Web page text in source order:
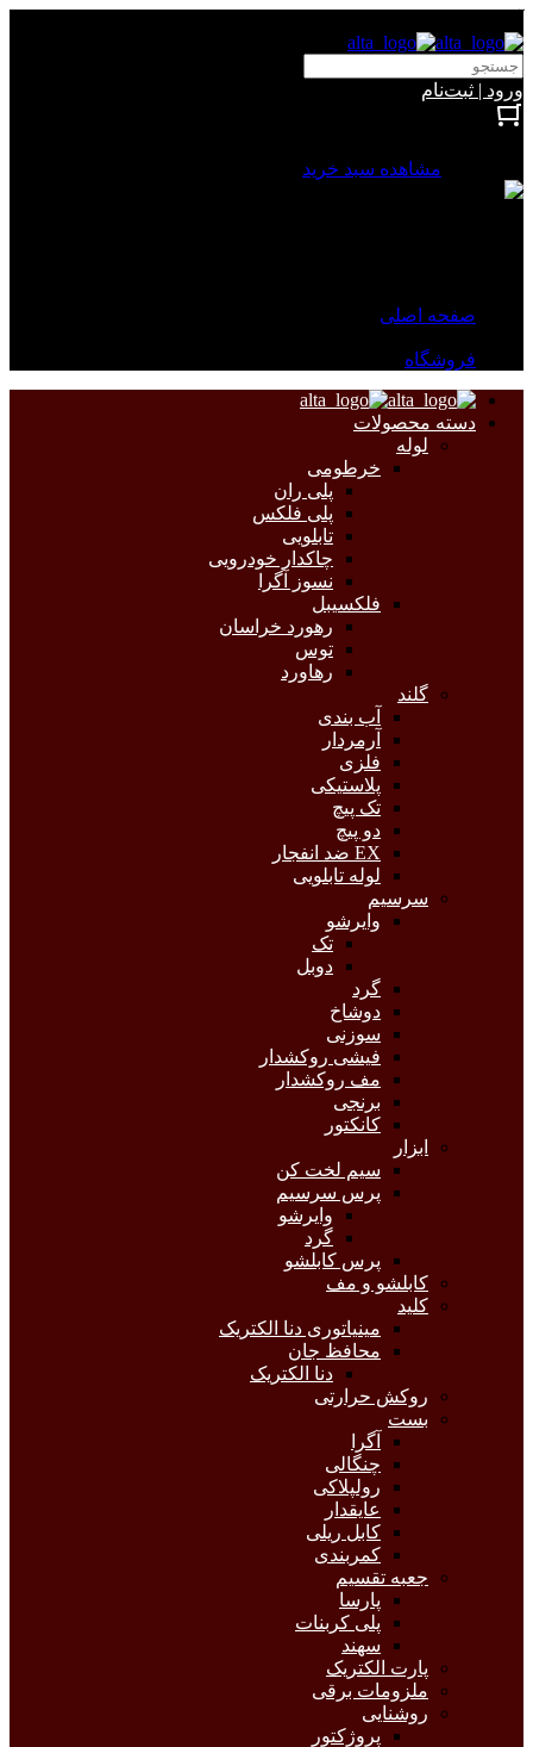
ورود | ثبت‌نام
مشاهده سبد خرید
صفحه اصلی
فروشگاه
دسته محصولات
لوله
خرطومی
پلی ران
پلی فلکس
تابلویی
چاکدار خودرویی
نسوز آگرا
فلکسیبل
رهورد خراسان
توس
رهاورد
گلند
آب بندی
آرمردار
فلزی
پلاستیکی
تک پیچ
دو پیچ
EX ضد انفجار
لوله تابلویی
سرسیم
وایرشو
تک
دوبل
گرد
دوشاخ
سوزنی
فیشی روکشدار
مف روکشدار
برنجی
کانکتور
ابزار
سیم لخت کن
پرس سرسیم
وایرشو
گرد
پرس کابلشو
کابلشو و مف
کلید
مینیاتوری دنا الکتریک
محافظ جان
دنا الکتریک
روکش حرارتی
بست
آگرا
چنگالی
رولپلاکی
عایقدار
کابل ریلی
کمربندی
جعبه تقسیم
پارسا
پلی کربنات
سهند
پارت الکتریک
ملزومات برقی
روشنایی
پروژکتور